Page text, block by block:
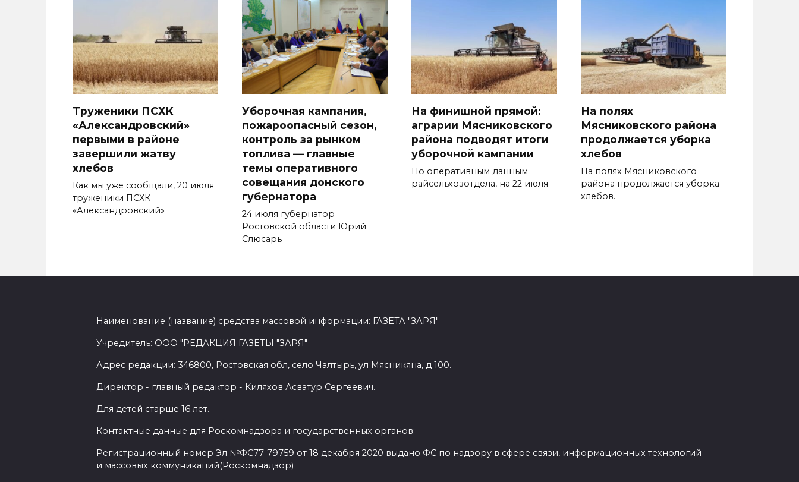
Труженики ПСХК
«Александровский»
первыми в районе
завершили жатву
хлебов
Как мы уже сообщали, 20 июля
труженики ПСХК
«Александровский»
Уборочная кампания,
пожароопасный сезон,
контроль за рынком
топлива — главные
темы оперативного
совещания донского
губернатора
24 июля губернатор
Ростовской области Юрий
Слюсарь
На финишной прямой:
аграрии Мясниковского
района подводят итоги
уборочной кампании
По оперативным данным
райсельхозотдела, на 22 июля
На полях
Мясниковского района
продолжается уборка
хлебов
На полях Мясниковского
района продолжается уборка
хлебов.
Наименование (название) средства массовой информации: ГАЗЕТА "ЗАРЯ"
Учредитель: ООО "РЕДАКЦИЯ ГАЗЕТЫ "ЗАРЯ"
Адрес редакции: 346800, Ростовская обл, село Чалтырь, ул Мясникяна, д 100.
Директор - главный редактор - Киляхов Асватур Сергеевич.
Для детей старше 16 лет.
Контактные данные для Роскомнадзора и государственных органов:
Регистрационный номер Эл №ФС77-79759 от 18 декабря 2020 выдано ФС по надзору в сфере связи, информационных технологий
и массовых коммуникаций(Роскомнадзор)